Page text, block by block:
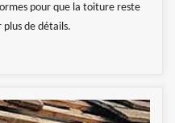
pour que la toiture reste
de détails.